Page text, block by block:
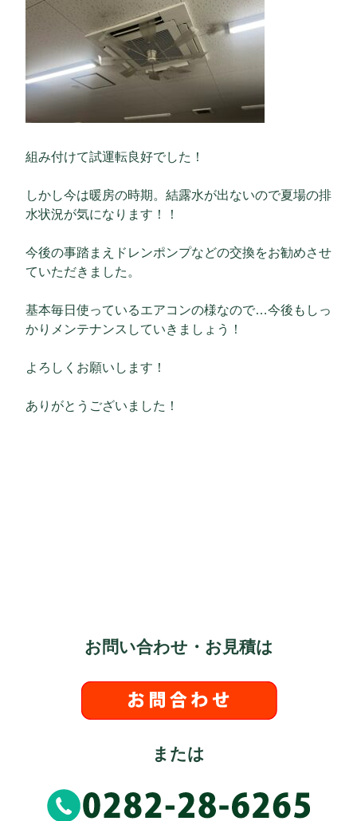
組み付けて試運転良好でした！
しかし今は暖房の時期。結露水が出ないので夏場の排
水状況が気になります！！
今後の事踏まえドレンポンプなどの交換をお勧めさせ
ていただきました。
基本毎日使っているエアコンの様なので…今後もしっ
かりメンテナンスしていきましょう！
よろしくお願いします！
ありがとうございました！
お問い合わせ・お見積は
または